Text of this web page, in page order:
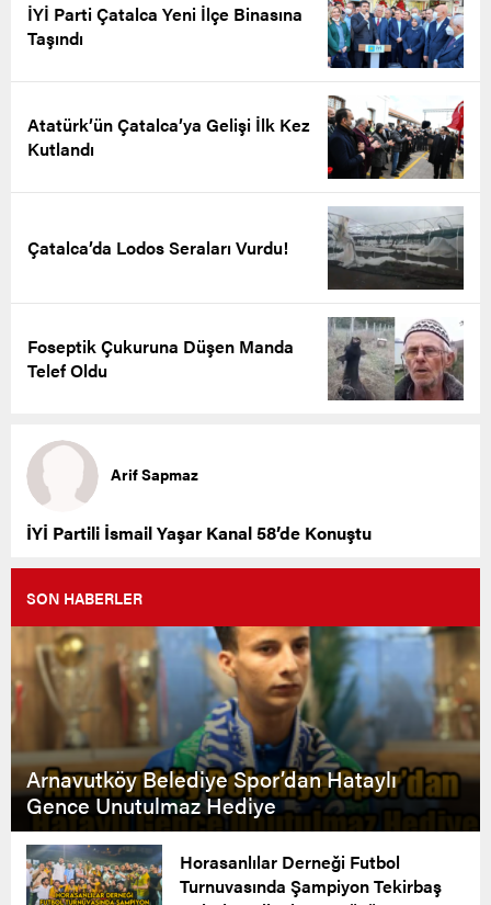
İYİ Parti Çatalca Yeni İlçe Binasına
Taşındı
Atatürk’ün Çatalca’ya Gelişi İlk Kez
Kutlandı
Çatalca’da Lodos Seraları Vurdu!
Foseptik Çukuruna Düşen Manda
Telef Oldu
Arif Sapmaz
İYİ Partili İsmail Yaşar Kanal 58’de Konuştu
SON HABERLER
Arnavutköy Belediye Spor’dan Hataylı
Gence Unutulmaz Hediye
Horasanlılar Derneği Futbol
Turnuvasında Şampiyon Tekirbaş